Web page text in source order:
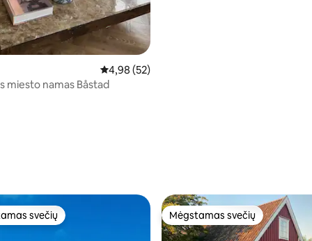
Vidutinis įvertinimas: 4,98 iš 5, atsiliepimų: 52
4,98 (52)
miesto namas Båstad
svečių Mėgstamas svečių
Mėgstamas svečių